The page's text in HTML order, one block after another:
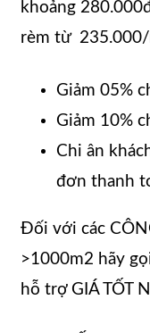
khoảng
rèm từ
Giảm 05%
Giảm 10%
Chi ân
đơn thanh
Đối với các
>1000m2 hãy
hỗ trợ GIÁ TỐT